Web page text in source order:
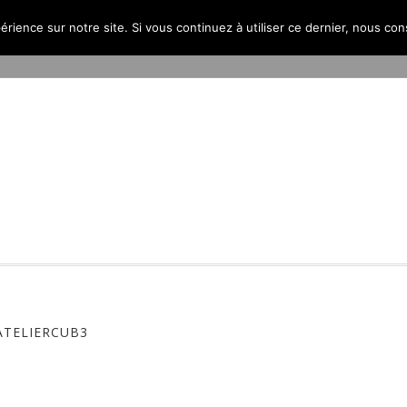
PROJETS L’AGENCE CONTACT
sur notre site. Si vous continuez à utiliser ce dernier, nous